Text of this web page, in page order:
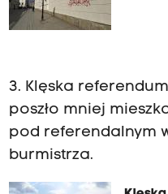
3. Klęska
poszło mniej
pod referendalnym
burmistrza.